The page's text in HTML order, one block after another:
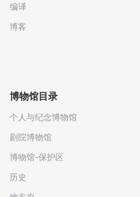
编译
博客
博物馆目录
个人与纪念博物馆
剧院博物馆
博物馆-保护区
历史